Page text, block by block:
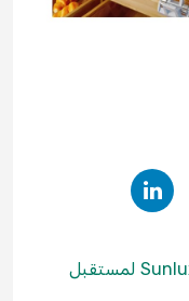
EuroCIS 2025 - انضم إلى Sunlux لمستقبل